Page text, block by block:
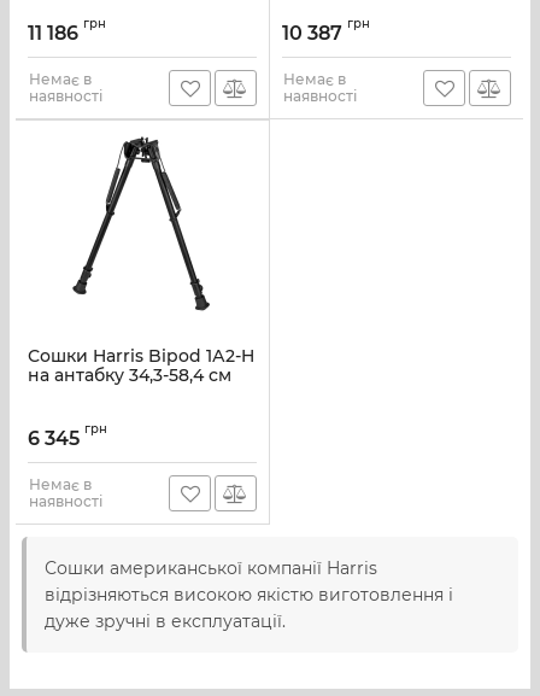
11 186 грн
Немає в
наявності
10 387 грн
Немає в
наявності
Сошки Harris Bipod 1А2-H
на антабку 34,3-58,4 см
6 345 грн
Немає в
наявності
Сошки американської компанії Harris
відрізняються високою якістю виготовлення і
дуже зручні в експлуатації.